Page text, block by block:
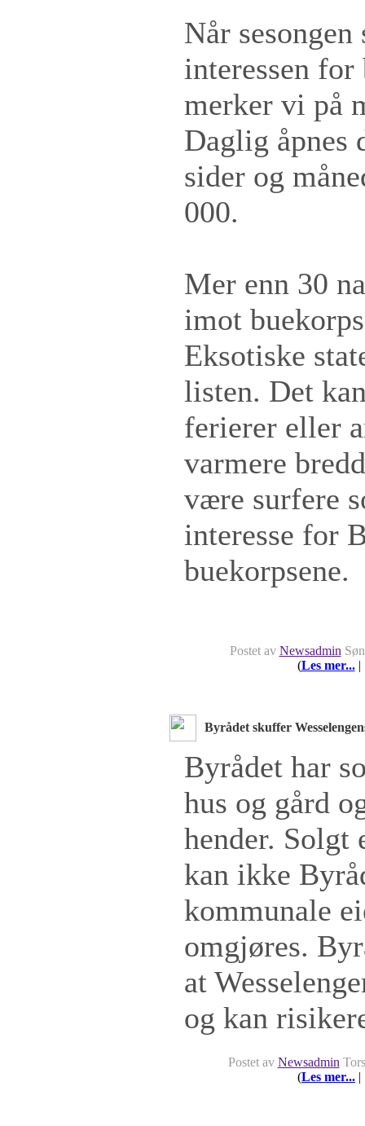
Når
interessen for
merker vi på
Daglig åpnes
sider og
000.
Mer enn 30
imot
Eksotiske
listen. Det
ferierer eller
varmere
være surfere
interesse for
buekorpsene.
Postet av Newsadmin
(Les mer...|
Byrådet skuffer
Byrådet har
hus og gård
hender. Solgt
kan ikke
kommunale
omgjøres.
at
og kan
Postet av Newsadmin
(Les mer... |